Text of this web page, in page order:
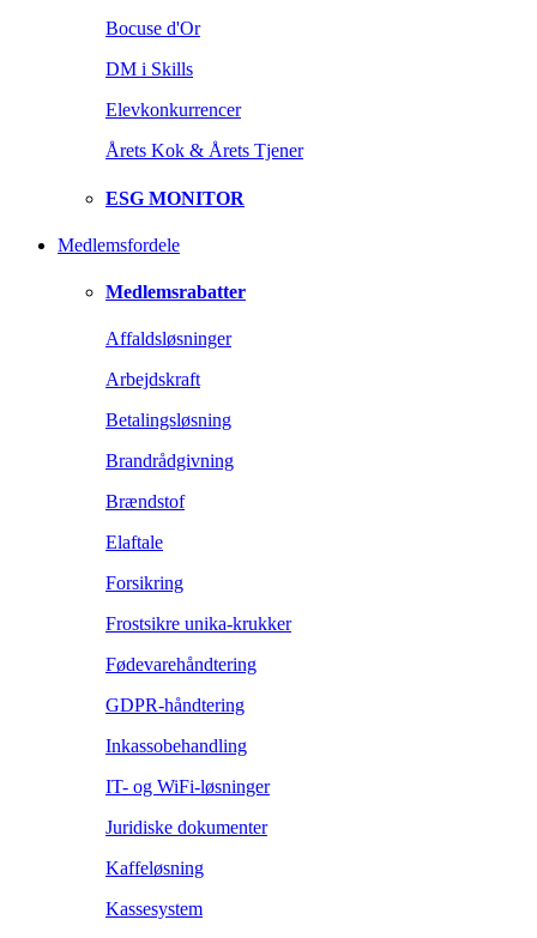
Bocuse d'Or
DM i Skills
Elevkonkurrencer
Årets Kok & Årets Tjener
ESG MONITOR
Medlemsfordele
Medlemsrabatter
Affaldsløsninger
Arbejdskraft
Betalingsløsning
Brandrådgivning
Brændstof
Elaftale
Forsikring
Frostsikre unika-krukker
Fødevarehåndtering
GDPR-håndtering
Inkassobehandling
IT- og WiFi-løsninger
Juridiske dokumenter
Kaffeløsning
Kassesystem